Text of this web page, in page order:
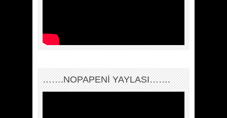
…….NOPAPENİ YAYLASI…….